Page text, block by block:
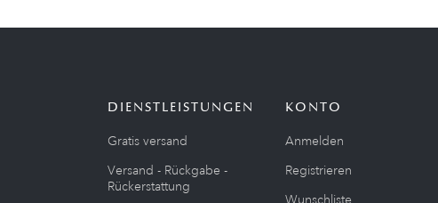
DIENSTLEISTUNGEN
Gratis versand
Versand - Rückgabe -
Rückerstattung
KONTO
Anmelden
Registrieren
Wunschliste